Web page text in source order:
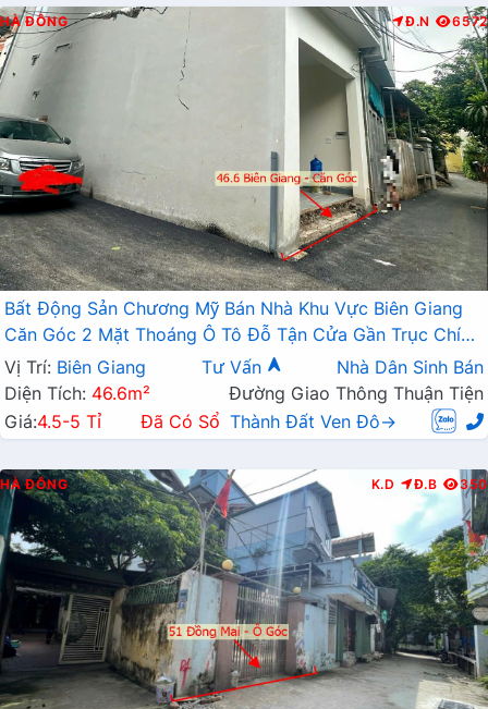
HÀ ĐÔNG Đ.N 6572
Bất Động Sản Chương Mỹ Bán Nhà Khu Vực Biên Giang
Căn Góc 2 Mặt Thoáng Ô Tô Đỗ Tận Cửa Gần Trục Chính
Kinh Doanh
Vị Trí: Biên Giang Tư Vấn
Nhà Dân Sinh Bán
Diện Tích: 46.6m²
Đường Giao Thông Thuận Tiện
Giá:4.5-5 Tỉ Đã Có Sổ Thành Đất Ven Đô→
HÀ ĐÔNG K.D Đ.B 350